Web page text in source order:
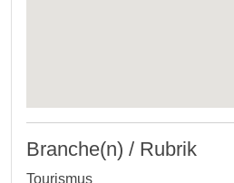
Branche(n) / Rubrik
Tourismus